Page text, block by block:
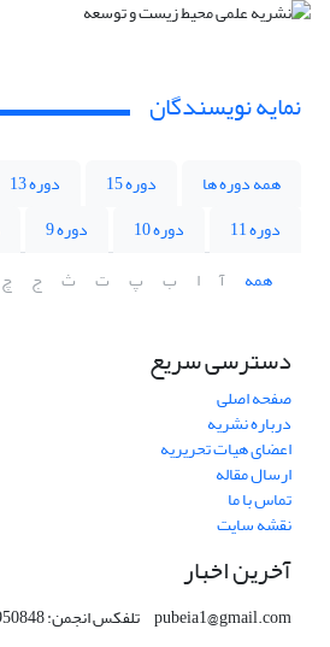
نمایه نویسندگان
همه دوره ها دوره 15 دوره 13
دوره 11
دوره 10 دوره 9
همه
آ ا ب پ ت ث ج چ
دسترسی سریع
صفحه اصلی
درباره نشریه
اعضای هیات تحریریه
ارسال مقاله
تماس با ما
نقشه سایت
آخرین اخبار
pubeia1@gmail.com تلفکس انجمن: 66950848- 021